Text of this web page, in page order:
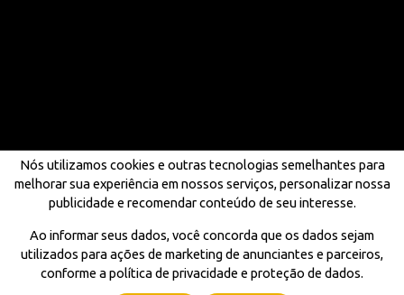
Nós utilizamos cookies e outras tecnologias semelhantes para
melhorar sua experiência em nossos serviços, personalizar nossa
publicidade e recomendar conteúdo de seu interesse.
Ao informar seus dados, você concorda que os dados sejam
utilizados para ações de marketing de anunciantes e parceiros,
conforme a política de privacidade e proteção de dados.